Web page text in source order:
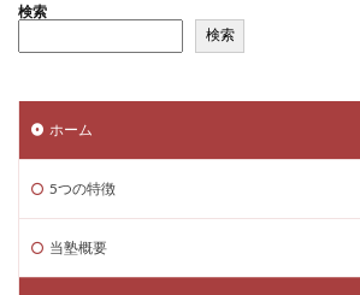
検索
検索
ホーム
5つの特徴
当塾概要